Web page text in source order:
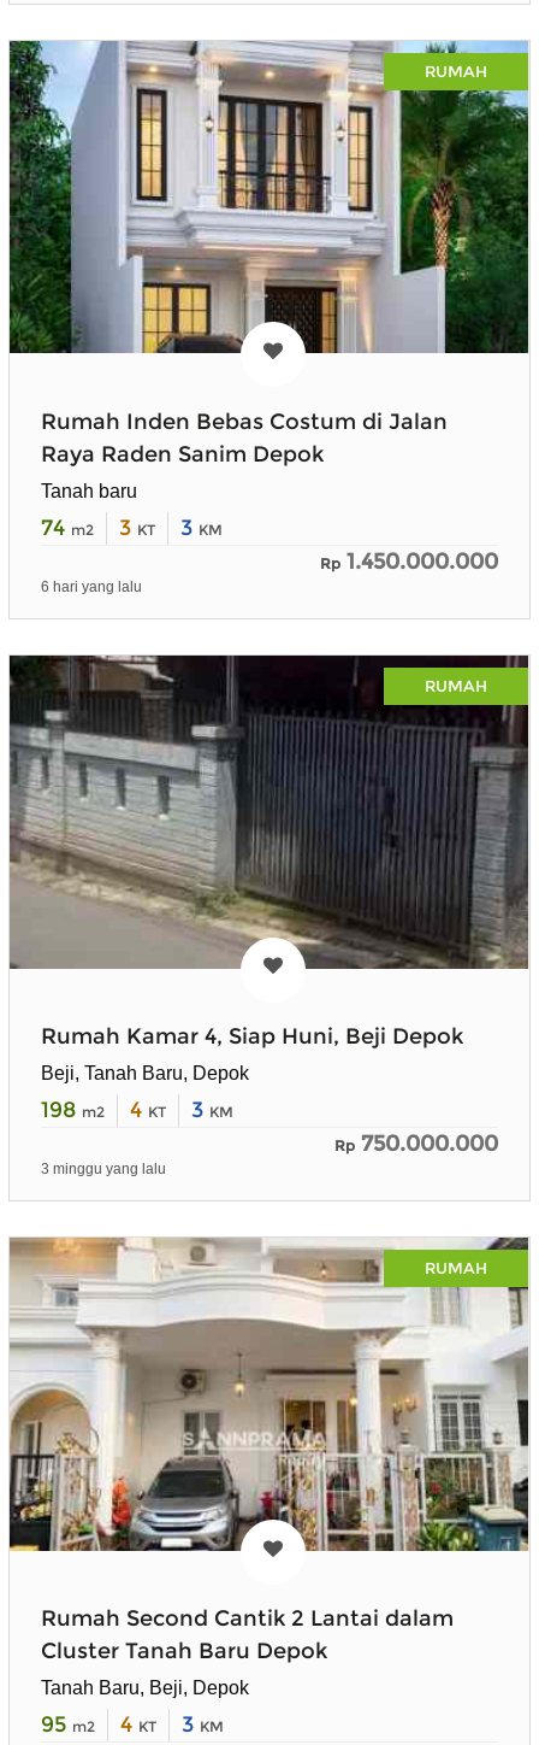
RUMAH
Rumah Inden Bebas Costum di Jalan
Raya Raden Sanim Depok
Tanah baru
74 m2 3 KT 3 KM
Rp 1.450.000.000
6 hari yang lalu
RUMAH
Rumah Kamar 4, Siap Huni, Beji Depok
Beji, Tanah Baru, Depok
198 m2 4 KT 3 KM
Rp 750.000.000
3 minggu yang lalu
RUMAH
Rumah Second Cantik 2 Lantai dalam
Cluster Tanah Baru Depok
Tanah Baru, Beji, Depok
95 m2 4 KT 3 KM